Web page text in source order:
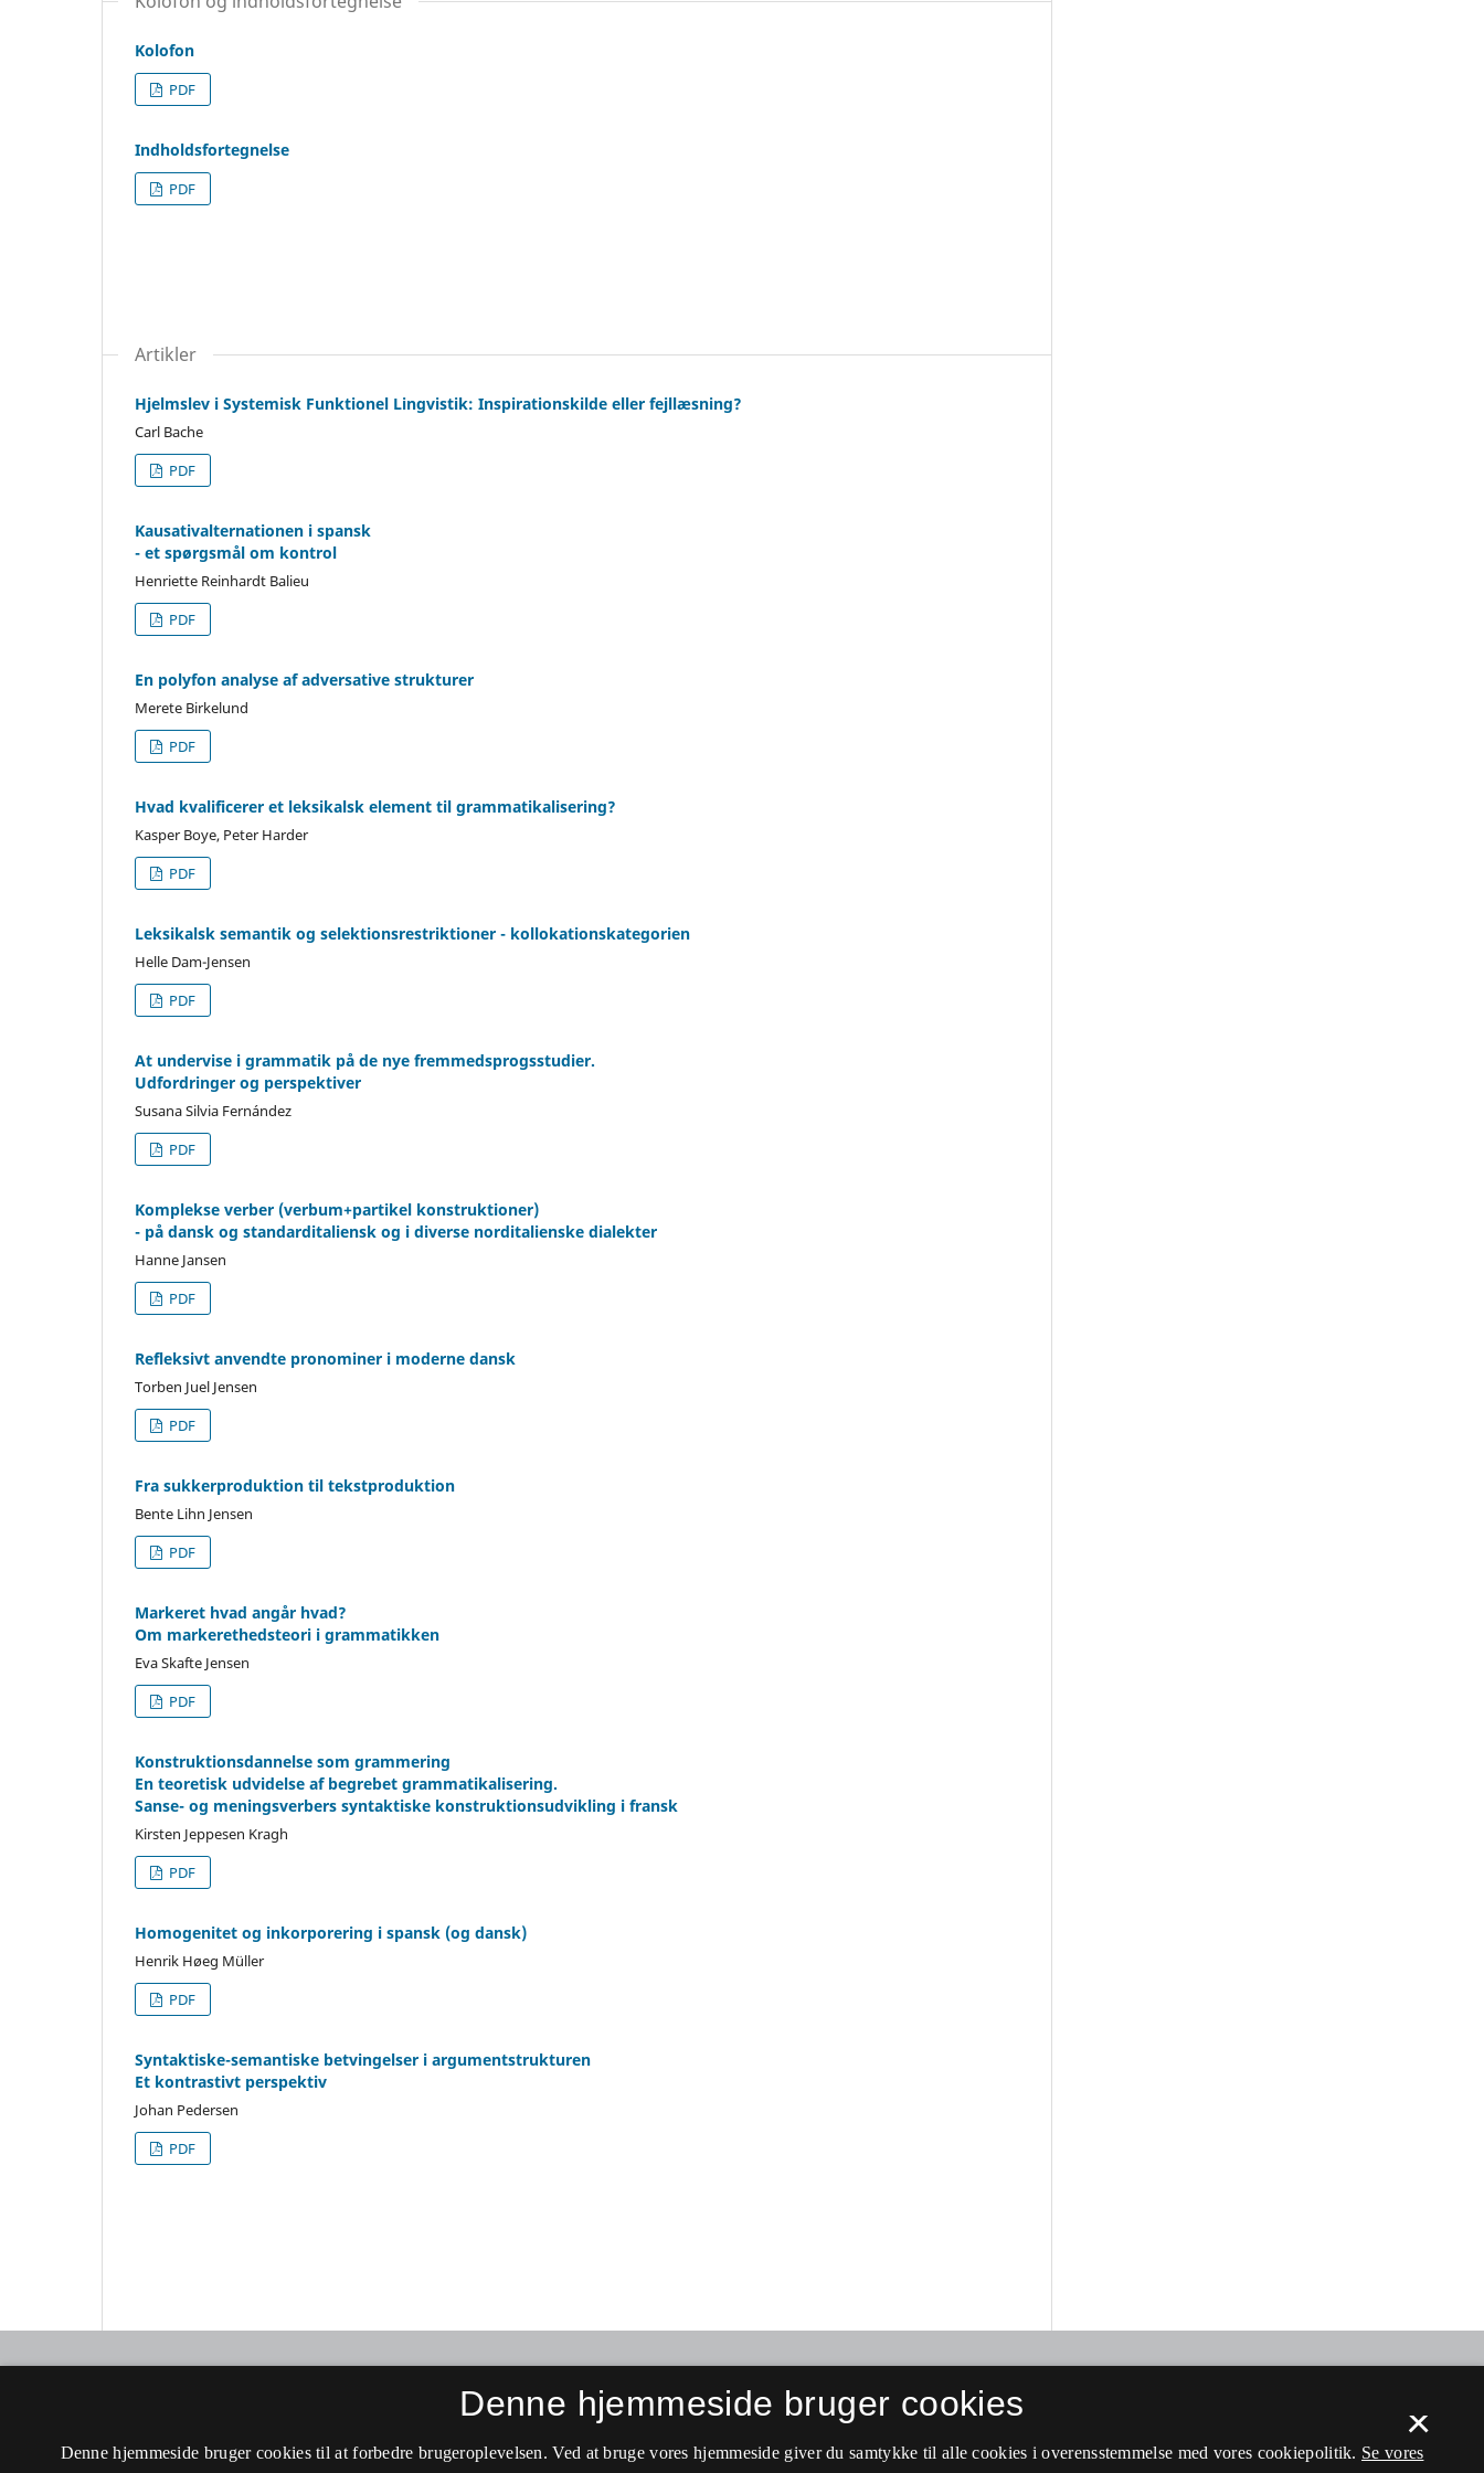
Kolofon
PDF
Indholdsfortegnelse
PDF
Artikler
Hjelmslev i Systemisk Funktionel Lingvistik: Inspirationskilde eller fejllæsning?
Carl Bache
PDF
Kausativalternationen i spansk
- et spørgsmål om kontrol
Henriette Reinhardt Balieu
PDF
En polyfon analyse af adversative strukturer
Merete Birkelund
PDF
Hvad kvalificerer et leksikalsk element til grammatikalisering?
Kasper Boye, Peter Harder
PDF
Leksikalsk semantik og selektionsrestriktioner - kollokationskategorien
Helle Dam-Jensen
PDF
At undervise i grammatik på de nye fremmedsprogsstudier.
Udfordringer og perspektiver
Susana Silvia Fernández
PDF
Komplekse verber (verbum+partikel konstruktioner)
- på dansk og standarditaliensk og i diverse norditalienske dialekter
Hanne Jansen
PDF
Refleksivt anvendte pronominer i moderne dansk
Torben Juel Jensen
PDF
Fra sukkerproduktion til tekstproduktion
Bente Lihn Jensen
PDF
Markeret hvad angår hvad?
Om markerethedsteori i grammatikken
Eva Skafte Jensen
PDF
Konstruktionsdannelse som grammering
En teoretisk udvidelse af begrebet grammatikalisering.
Sanse- og meningsverbers syntaktiske konstruktionsudvikling i fransk
Kirsten Jeppesen Kragh
PDF
Homogenitet og inkorporering i spansk (og dansk)
Henrik Høeg Müller
PDF
Syntaktiske-semantiske betvingelser i argumentstrukturen
Et kontrastivt perspektiv
Johan Pedersen
PDF
ISSN 2446-1709 (Online)
×
Denne hjemmeside bruger cookies
Denne hjemmeside bruger cookies til at forbedre brugeroplevelsen. Ved at bruge vores hjemmeside giver du samtykke til alle cookies i overensstemmelse med vores cookiepolitik. Se vores